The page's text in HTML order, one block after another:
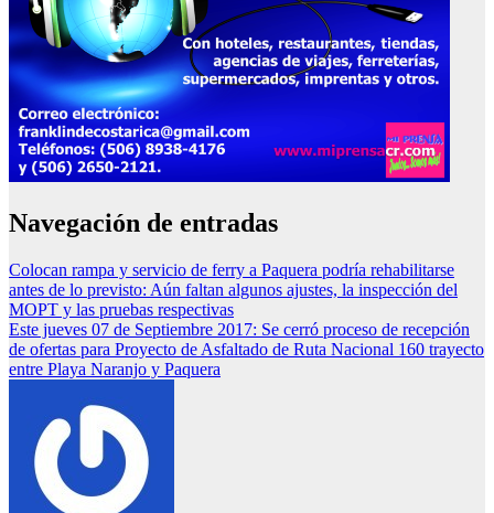
Navegación de entradas
Colocan rampa y servicio de ferry a Paquera podría rehabilitarse
antes de lo previsto: Aún faltan algunos ajustes, la inspección del
MOPT y las pruebas respectivas
Este jueves 07 de Septiembre 2017: Se cerró proceso de recepción
de ofertas para Proyecto de Asfaltado de Ruta Nacional 160 trayecto
entre Playa Naranjo y Paquera